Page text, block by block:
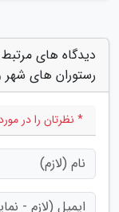
دیدگاه های
رستوران های شهر
* نظرتان را در